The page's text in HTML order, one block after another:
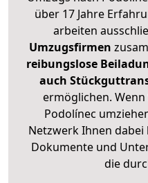
über 17 Jahre
arbeiten
Umzugsfirmen
reibungslose
auch
ermöglichen.
Podolínec
Netzwerk Ihnen
Dokumente und
die